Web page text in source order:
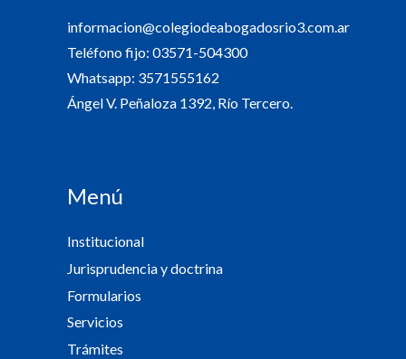
informacion@colegiodeabogadosrio3.com.ar
Teléfono fijo: 03571-504300
Whatsapp: 3571555162
Ángel V. Peñaloza 1392, Río Tercero.
Menú
Institucional
Jurisprudencia y doctrina
Formularios
Servicios
Trámites